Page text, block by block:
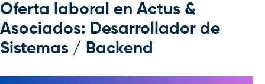
Oferta laboral en Actus &
Asociados: Desarrollador de
Sistemas / Backend